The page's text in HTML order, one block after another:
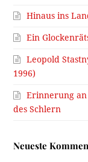
Hinaus ins
Ein
Leopold
1996)
Erinnerung an
des Schlern
Neueste